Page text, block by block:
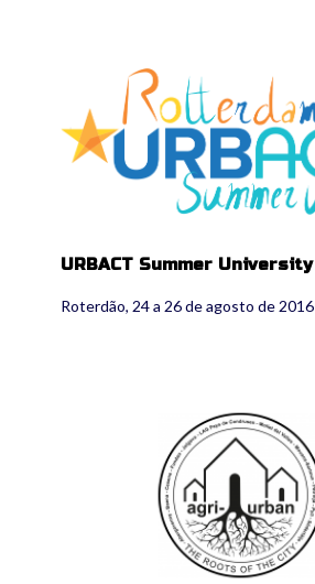
usulogo.png
URBACT Summer University
Roterdão, 24 a 26 de agosto de 2016